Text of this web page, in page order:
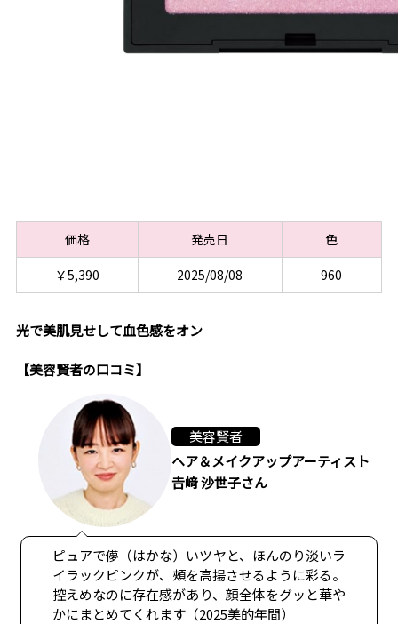
価格 発売日
色
￥5,390
2025/08/08 960
光で美肌見せして血色感をオン
【美容賢者の口コミ】
美容賢者
ヘア＆メイクアップアーティスト
𠮷﨑 沙世子さん
ピュアで儚（はかな）いツヤと、ほんのり淡いラ
イラックピンクが、頰を高揚させるように彩る。
控えめなのに存在感があり、顔全体をグッと華や
かにまとめてくれます（2025美的年間）